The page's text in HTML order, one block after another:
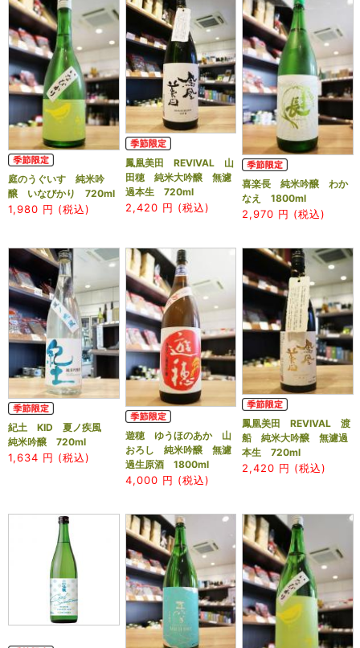
庭のうぐいす 純米吟
醸 いなびかり 720ml
1,980 円 (税込)
鳳凰美田 REVIVAL 山
田穂 純米大吟醸 無濾
過本生 720ml
2,420 円 (税込)
喜楽長 純米吟醸 わか
なえ 1800ml
2,970 円 (税込)
紀土 KID 夏ノ疾風
純米吟醸 720ml
1,634 円 (税込)
遊穂 ゆうほのあか 山
おろし 純米吟醸 無濾
過生原酒 1800ml
4,000 円 (税込)
鳳凰美田 REVIVAL 渡
船 純米大吟醸 無濾過
本生 720ml
2,420 円 (税込)